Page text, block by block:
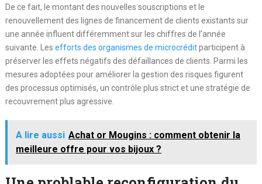
De ce fait, le montant des nouvelles souscriptions et le
renouvellement des lignes de financement de clients existants sur
une année influent différemment sur les chiffres de l’année
suivante. Les efforts des organismes de microcréditparticipent à
préserver les effets négatifs des défaillances de clients. Parmi les
mesures adoptées pour améliorer la gestion des risques figurent
des processus optimisés, un contrôle plus strict et une stratégie de
recouvrement plus agressive.
A lire aussi Achat or Mougins : comment obtenir la
meilleure offre pour vos bijoux ?